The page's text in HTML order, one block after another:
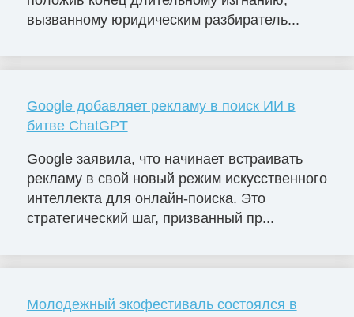
вызванному юридическим разбиратель...
Google добавляет рекламу в поиск ИИ в
битве ChatGPT
Google заявила, что начинает встраивать
рекламу в свой новый режим искусственного
интеллекта для онлайн-поиска. Это
стратегический шаг, призванный пр...
Молодежный экофестиваль состоялся в